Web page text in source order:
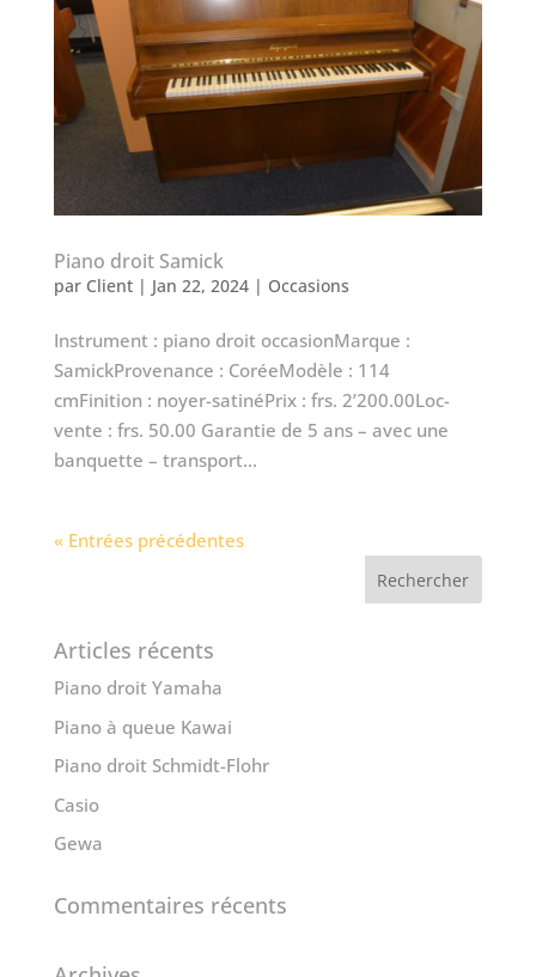
Piano droit Samick
par Client| Jan 22, 2024| Occasions
Instrument : piano droit occasionMarque :
SamickProvenance : CoréeModèle : 114
cmFinition : noyer-satinéPrix : frs. 2’200.00Loc-
vente : frs. 50.00 Garantie de 5 ans – avec une
banquette – transport...
« Entrées précédentes
Articles récents
Piano droit Yamaha
Piano à queue Kawai
Piano droit Schmidt-Flohr
Casio
Gewa
Commentaires récents